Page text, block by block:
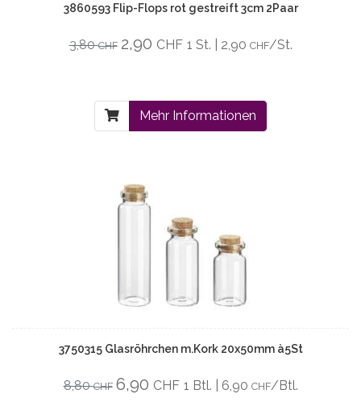
3860593 Flip-Flops rot gestreift 3cm 2Paar
3,80CHF 2,90 CHF 1 St. | 2,90 CHF/St.
Mehr Informationen
3750315 Glasröhrchen m.Kork 20x50mm à5St
8,80CHF 6,90 CHF 1 Btl. | 6,90 CHF/Btl.